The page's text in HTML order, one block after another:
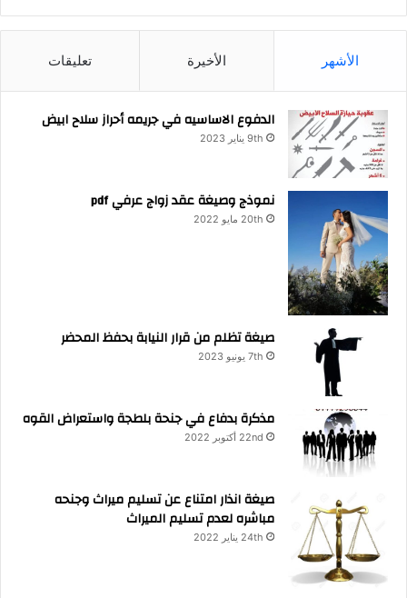
الأشهر الأخيرة تعليقات
الدفوع الاساسيه في جريمه أحراز سلاح ابيض
9th يناير 2023
نموذج وصيغة عقد زواج عرفي pdf
20th مايو 2022
صيغة تظلم من قرار النيابة بحفظ المحضر
7th يونيو 2023
مذكرة بدفاع في جنحة بلطجة واستعراض القوه
22nd أكتوبر 2022
صيغة انذار امتناع عن تسليم ميراث وجنحه
مباشره لعدم تسليم الميراث
24th يناير 2022